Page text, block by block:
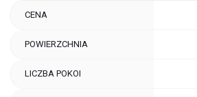
CENA
POWIERZCHNIA
LICZBA POKOI